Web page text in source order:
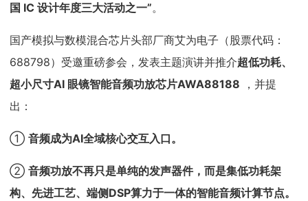
国 IC 设计年度三大活动之一”。
国产模拟与数模混合芯片头部厂商艾为电子（股票代码：
688798）受邀重磅参会，发表主题演讲并推介超低功耗、
超小尺寸AI 眼镜智能音频功放芯片AWA88188 ，并提
出：
①音频成为AI全域核心交互入口。
②音频功放不再只是单纯的发声器件，而是集低功耗架
构、先进工艺、端侧DSP算力于一体的智能音频计算节点。